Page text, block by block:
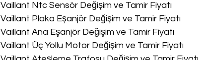
Vaillant Ntc Sensör Değişim ve Tamir Fiyatı
Vaillant Plaka Eşanjör Değişim ve Tamir Fiyatı
Vaillant Ana Eşanjör Değişim ve Tamir Fiyatı
Vaillant Üç Yollu Motor Değişim ve Tamir Fiyatı